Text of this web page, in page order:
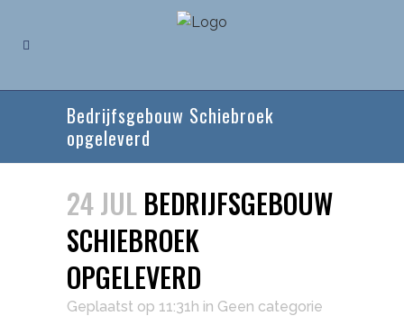
Bedrijfsgebouw Schiebroek
opgeleverd
24 JUL BEDRIJFSGEBOUW
SCHIEBROEK
OPGELEVERD
Geplaatst op 11:31h in Geen categorie